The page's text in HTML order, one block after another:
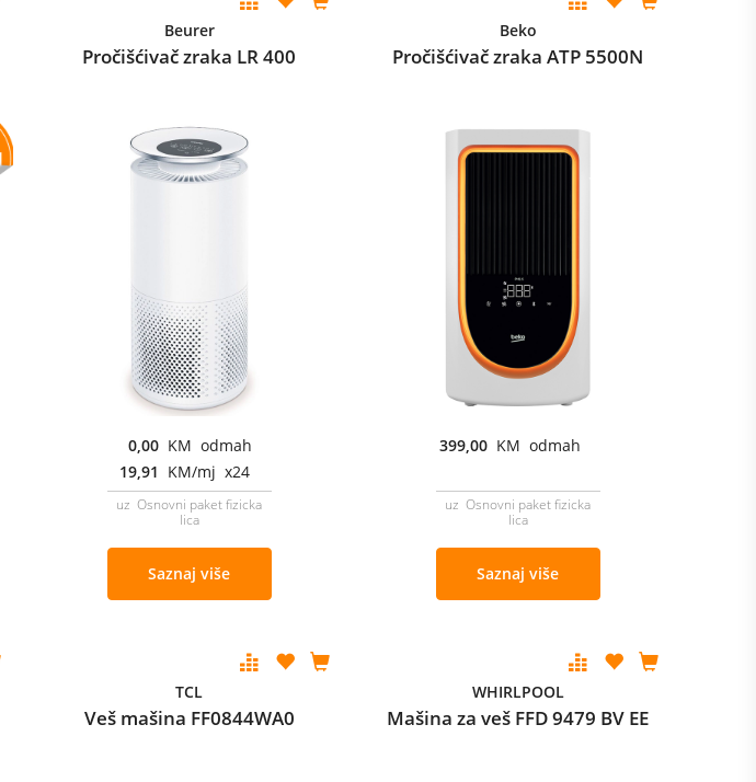
Beurer
Pročišćivač zraka LR 400
0,00 KM odmah
19,91 KM/mj x24
uz Osnovni paket fizicka
lica
Saznaj više
Beko
Pročišćivač zraka ATP 5500N
399,00 KM odmah
uz Osnovni paket fizicka
lica
Saznaj više
TCL
Veš mašina FF0844WA0
WHIRLPOOL
Mašina za veš FFD 9479 BV EE